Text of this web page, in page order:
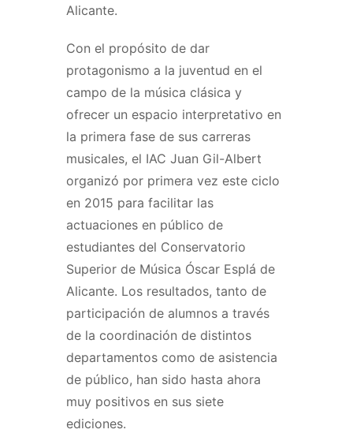
Alicante.
Con el propósito de dar
protagonismo a la juventud en el
campo de la música clásica y
ofrecer un espacio interpretativo en
la primera fase de sus carreras
musicales, el IAC Juan Gil-Albert
organizó por primera vez este ciclo
en 2015 para facilitar las
actuaciones en público de
estudiantes del Conservatorio
Superior de Música Óscar Esplá de
Alicante. Los resultados, tanto de
participación de alumnos a través
de la coordinación de distintos
departamentos como de asistencia
de público, han sido hasta ahora
muy positivos en sus siete
ediciones.